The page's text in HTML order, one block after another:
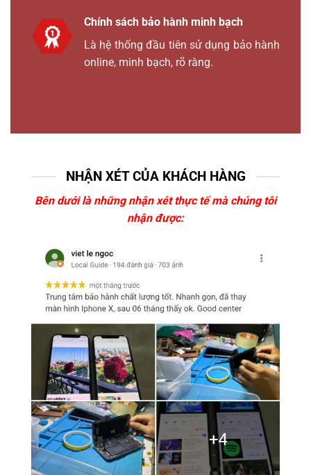
Chính sách bảo hành minh bạch
Là hệ thống đầu tiên sử dụng bảo hành
online, minh bạch, rõ ràng.
NHẬN XÉT CỦA KHÁCH HÀNG
Bên dưới là những nhận xét thực tế mà chúng tôi
nhận được: